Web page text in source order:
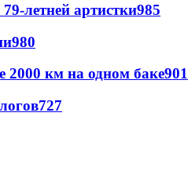
летней артистки985
980
2000 км на одном баке901
727